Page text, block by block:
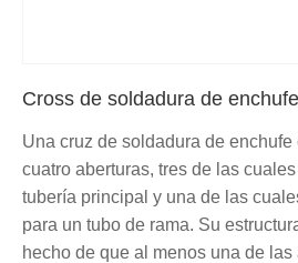
Cross de soldadura de enchufe
Una cruz de soldadura de enchufe
cuatro aberturas, tres de las
tubería principal y una de las
para un tubo de rama. Su
hecho de que al menos una de las